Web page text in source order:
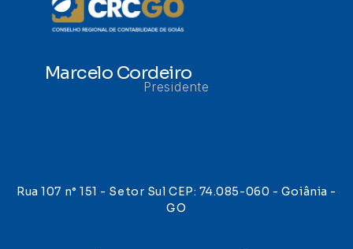
Marcelo Cordeiro
Presidente
Rua 107 n° 151 - Setor Sul CEP: 74.085-060 - Goiânia -
GO